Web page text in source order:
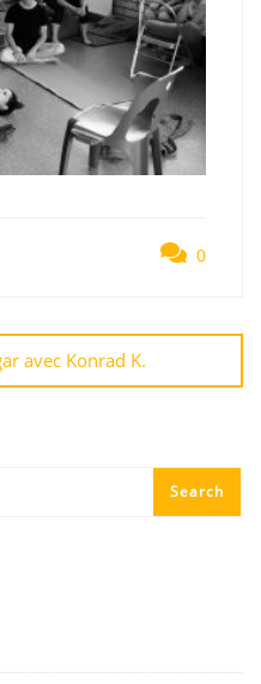
0
avec Konrad K.